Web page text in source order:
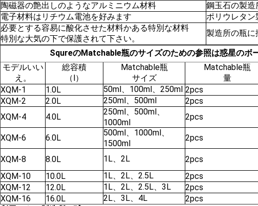
陶磁器の艶出しのようなアルミニウム材料
鋼玉石の製造
電子材料はリチウム電池を好みます
ポリウレタン
必要とする容易に酸化させた材料かある特別な材料
特別な大気の下で保護されて下さい。
製造所の瓶に
SqureのMatchable瓶のサイズのための参照は惑星のボ
モデルいい
え。
総容積
（l）
Matchable瓶
サイズ
Matchable瓶
量
XQM-1
1.0L 50ml、100ml、250ml 2pcs
XQM-2
2.0L 250ml、500ml 2pcs
XQM-4
4.0L
250ml、500ml、
1000ml
2pcs
XQM-6 6.0L
500ml、1000ml、
1500ml
2pcs
XQM-8
8.0L 1L、2L 2pcs
XQM-10
10.0L 1L、2L、2.5L 2pcs
XQM-12
12.0L 1L、2L、2.5L、3L 2pcs
XQM-16
16.0L 2L、3L、4L 2pcs